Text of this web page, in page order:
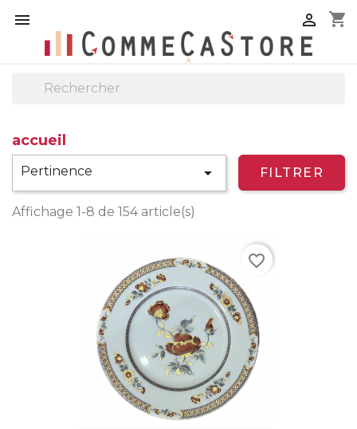
 shopping_cart

accueil
Pertinence  FILTRER
Affichage 1-8 de 154 article(s)
favorite_border